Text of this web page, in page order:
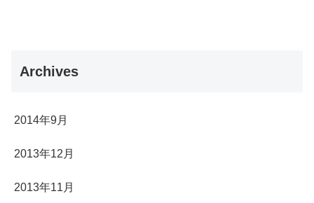
Archives
2014年9月
2013年12月
2013年11月